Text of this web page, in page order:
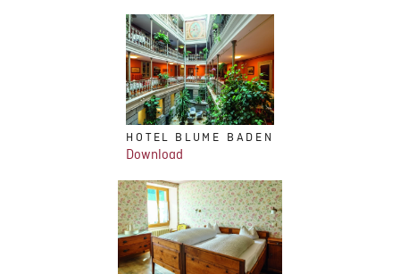
HOTEL BLUME BADEN
Download